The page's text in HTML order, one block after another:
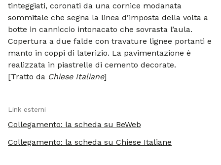
tinteggiati, coronati da una cornice modanata
sommitale che segna la linea d’imposta della volta a
botte in canniccio intonacato che sovrasta l’aula.
Copertura a due falde con travature lignee portanti e
manto in coppi di laterizio. La pavimentazione è
realizzata in piastrelle di cemento decorate.
[Tratto da Chiese Italiane]
Link esterni
Collegamento: la scheda su BeWeb
Collegamento: la scheda su Chiese Italiane